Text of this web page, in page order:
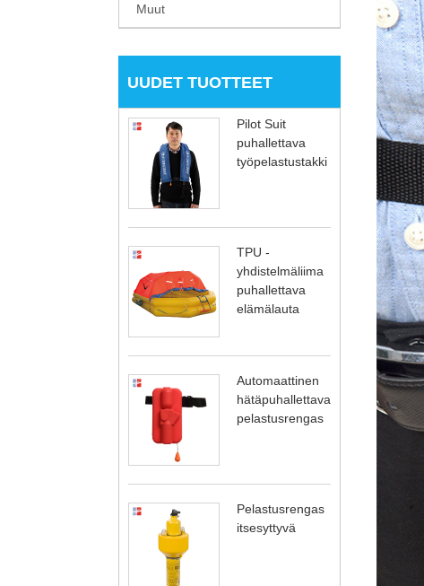
Muut
UUDET TUOTTEET
Pilot Suit
puhallettava
työpelastustakki
TPU -
yhdistelmäliima
puhallettava
elämälauta
Automaattinen
hätäpuhallettava
pelastusrengas
Pelastusrengas
itsesyttyvä